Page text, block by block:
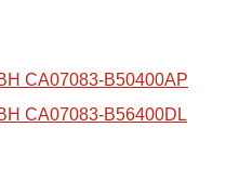
CA07083-B50400AP
CA07083-B56400DL